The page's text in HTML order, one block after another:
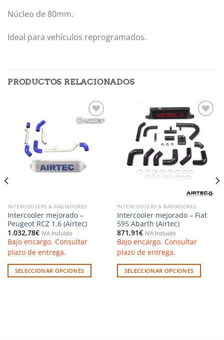
Núcleo de 80mm.
Ideal para vehículos reprogramados.
PRODUCTOS RELACIONADOS
Añadir
deseos
INTERCOOLERS & RADIADORES
Intercooler mejorado –
Peugeot RCZ 1.6 (Airtec)
1.032,78€ IVA Incluido
Bajo encargo. Consultar
plazo de entrega.
SELECCIONAR OPCIONES
Añadir
a la
lista de
deseos
INTERCOOLERS & RADIADORES
Intercooler mejorado – Fiat
595 Abarth (Airtec)
871,91€ IVA Incluido
Bajo encargo. Consultar
plazo de entrega.
SELECCIONAR OPCIONES